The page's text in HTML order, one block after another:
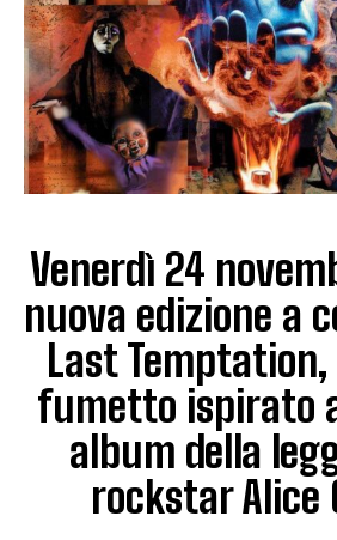
Venerdì 24
nuova edizione a
Last
fumetto ispirato
album della
rockstar Alice